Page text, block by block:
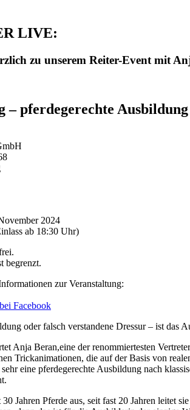
LIVE:
zu unserem Reiter-Event mit
– pferdegerechte
2024
ab 18:30 Uhr)
begrenzt.
zur Veranstaltung:
Facebook
oder falsch verstandene Dressur – ist das
Anja Beran,eine der renommiertesten
Trickanimationen, die auf der Basis von
eine pferdegerechte Ausbildung nach
Jahren Pferde aus, seit fast 20 Jahren leitet